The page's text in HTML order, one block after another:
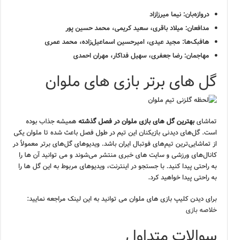
دروازه‌بان: نیما میرزازاد
مدافعان: میلاد باقری، سعید کریمی، محمد حسین پور
هافبک‌ها: مجید عیدی، امیرحسین اسماعیل‌زاده، محمد عمری
مهاجمان: رضا جعفری، سهیل فداکار، مهران احمدی
گل های برتر بازی های ملوان
تماشایبهترین گل های بازی ملوان در فصل گذشتههمیشه جذاب بوده
است. گل‌های دیدنی بازیکنان این تیم در طول فصل باعث شده تا ملوان یکی
از تماشایی‌ترین تیم‌های فوتبال ایران باشد. ویدیوهای گل‌های برتر معمولاً در
کانال‌های ورزشی و سایت های خبری منتشر می‌شوند و می توانید آن ها را
به راحتی پیدا کنید. با جستجو در اینترنت، ویدیوهای مربوط به این گل ها را
به راحتی پیدا خواهید کرد.
برای دیدن کلیپ بازی های ملوان می توانید به این لینک مراجعه نمایید:
خلاصه بازی